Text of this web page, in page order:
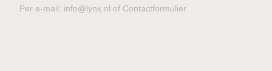
Per e-mail: info@lynx.nl of Contactformulier